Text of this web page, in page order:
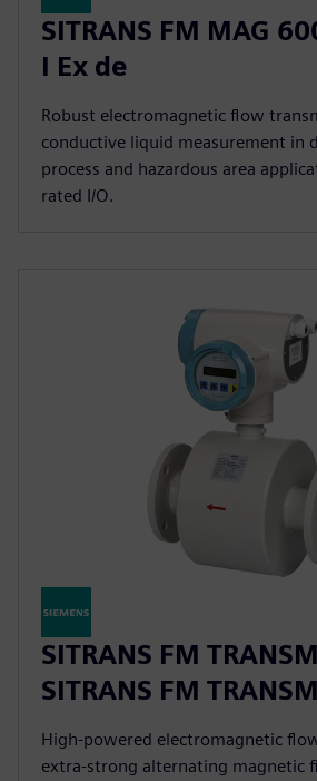
SITRANS FM MAG
I Ex de
Robust electromagnetic flow
conductive liquid measurement in
process and hazardous area
rated I/O.
SITRANS FM
SITRANS FM
High-powered electromagnetic
extra-strong alternating